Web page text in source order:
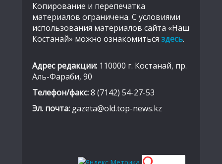
Копирование и перепечатка
материалов ограничена. С условиями
использования материалов сайта «Наш
Костанай» можно ознакомиться здесь.
Адрес редакции: 110000 г. Костанай, пр.
Аль-Фараби, 90
Телефон/факс:8 (7142) 54-27-53
Эл. почта: gazeta@old.top-news.kz